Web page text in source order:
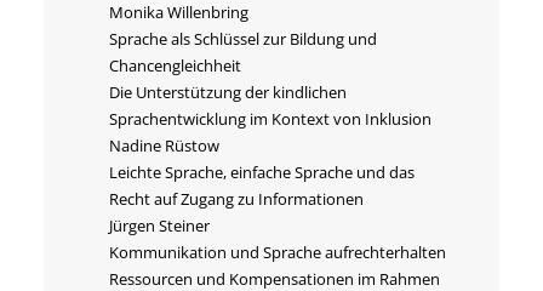
Monika Willenbring
Sprache als Schlüssel zur Bildung und
Chancengleichheit
Die Unterstützung der kindlichen
Sprachentwicklung im Kontext von Inklusion
Nadine Rüstow
Leichte Sprache, einfache Sprache und das
Recht auf Zugang zu Informationen
Jürgen Steiner
Kommunikation und Sprache aufrechterhalten
Ressourcen und Kompensationen im Rahmen